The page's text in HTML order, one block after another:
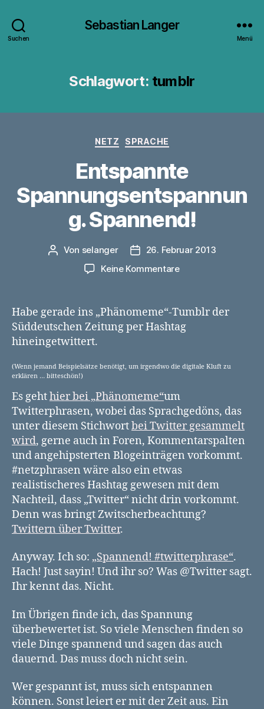
Suchen
Sebastian Langer
Menü
Schlagwort: tumblr
Kategorien
NETZ SPRACHE
Entspannte
Spannungsentspannun
g. Spannend!
Beitragsautor
Von selanger Veröffentlichungsdatum
26. Februar 2013
Keine Kommentarezu
Spannend!
Habe gerade ins „Phänomeme“-Tumblr der
Süddeutschen Zeitung per Hashtag
hineingetwittert.
(Wenn jemand Beispielsätze benötigt, um irgendwo die digitale Kluft zu
erklären … bitteschön!)
Es gehthier bei „Phänomeme“um
Twitterphrasen, wobei das Sprachgedöns, das
unter diesem Stichwortbei Twitter gesammelt
wird, gerne auch in Foren, Kommentarspalten
und angehipsterten Blogeinträgen vorkommt.
#netzphrasen wäre also ein etwas
realistischeres Hashtag gewesen mit dem
Nachteil, dass „Twitter“ nicht drin vorkommt.
Denn was bringt Zwitscherbeachtung?
Twittern über Twitter.
Anyway. Ich so: „Spannend! #twitterphrase“.
Hach! Just sayin! Und ihr so? Was @Twitter sagt.
Ihr kennt das. Nicht.
Im Übrigen finde ich, das Spannung
überbewertet ist. So viele Menschen finden so
viele Dinge spannend und sagen das auch
dauernd. Das muss doch nicht sein.
Wer gespannt ist, muss sich entspannen
können. Sonst leiert er mit der Zeit aus. Ein